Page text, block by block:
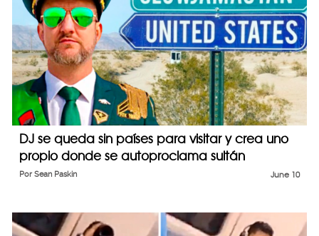
DJ se queda sin países para visitar y crea uno
propio donde se autoproclama sultán
June 10
Por Sean Paskin